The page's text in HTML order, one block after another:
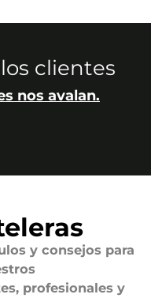
clientes
nos avalan.
y consejos para
profesionales y